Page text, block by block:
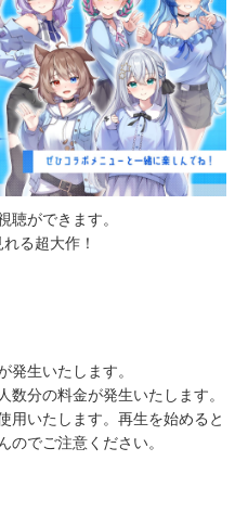
聴ができます。
る超大作！
生いたします。
分の料金が発生いたします。
用いたします。再生を始めると
のでご注意ください。